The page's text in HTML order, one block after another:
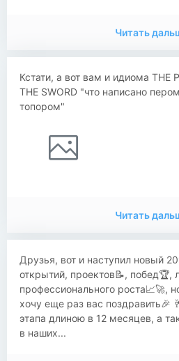
Читать
Кстати, а вот вам и идиома THE
THE SWORD "что написано
топором"
Читать
​​Друзья, вот и наступил новый
открытий, проектов📝, побед🏆,
профессионального роста📈🚀,
хочу еще раз вас поздравить🎉
этапа длиною в 12 месяцев, а
в наших...